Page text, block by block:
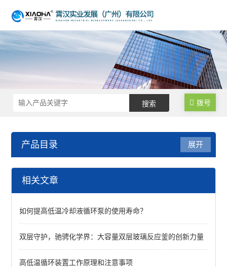
拨号
产品目录
反应/结晶罐
展开
相关文章
如何提高低温冷却液循环泵的使用寿命？
双层守护，驰骋化学界：大容量双层玻璃反应釜的创新力量
高低温循环装置工作原理和注意事项